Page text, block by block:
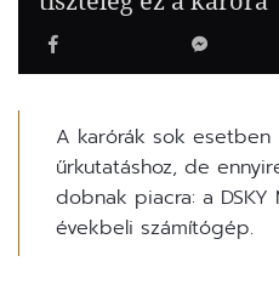
A karórák sok esetben
űrkutatáshoz, de
dobnak piacra: a
évekbeli számítógép.